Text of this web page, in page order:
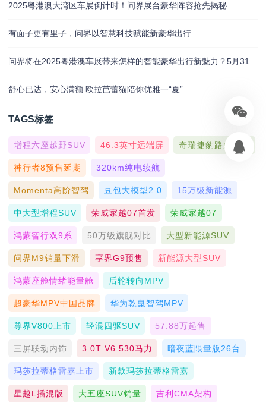
2025粤港澳大湾区车展倒计时！问界展台豪华阵容抢先揭秘
有面子更有里子，问界以智慧科技赋能新豪华出行
舒心已达，安心满额 欧拉芭蕾猫陪你优雅一“夏”
TAGS标签
增程六座越野SUV 46.3英寸远端屏 奇瑞捷豹路虎联合
神行者8预售延期 320km纯电续航
Momenta高阶智驾 豆包大模型2.0 15万级新能源
中大型增程SUV 荣威家越07首发 荣威家越07
鸿蒙智行双9系 50万级旗舰对比 大型新能源SUV
问界M9销量下滑 享界G9预售 新能源大型SUV
鸿蒙座舱情绪能量舱 后轮转向MPV
超豪华MPV中国品牌 华为乾崑智驾MPV
尊界V800上市 轻混四驱SUV 57.88万起售
三屏联动内饰 3.0T V6 530马力 暗夜蓝限量版26台
玛莎拉蒂格雷嘉上市 新款玛莎拉蒂格雷嘉
星越L插混版 大五座SUV销量 吉利CMA架构